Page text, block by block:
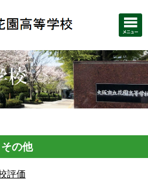
その他
評価